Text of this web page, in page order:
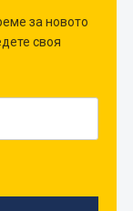
за новото
своя